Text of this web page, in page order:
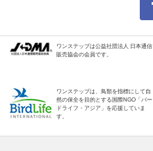
ワンステップは公益社団法人 日本通信
販売協会の会員です。
ワンステップは、鳥類を指標にして自
然の保全を目的とする国際NGO「バー
ドライフ・アジア」を応援していま
す。